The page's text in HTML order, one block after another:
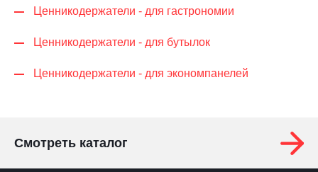
Ценникодер­жа­те­ли - для гастрономии
Ценникодер­жа­те­ли - для бутылок
Ценникодер­жа­те­ли - для экономпанелей
Смотреть каталог